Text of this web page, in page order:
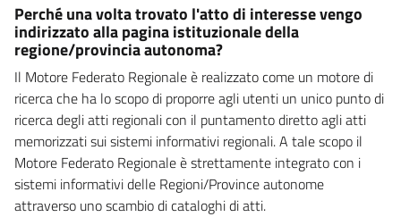
Perché una volta trovato l'atto di interesse vengo
indirizzato alla pagina istituzionale della
regione/provincia autonoma?
Il Motore Federato Regionale è realizzato come un motore di
ricerca che ha lo scopo di proporre agli utenti un unico punto di
ricerca degli atti regionali con il puntamento diretto agli atti
memorizzati sui sistemi informativi regionali. A tale scopo il
Motore Federato Regionale è strettamente integrato con i
sistemi informativi delle Regioni/Province autonome
attraverso uno scambio di cataloghi di atti.